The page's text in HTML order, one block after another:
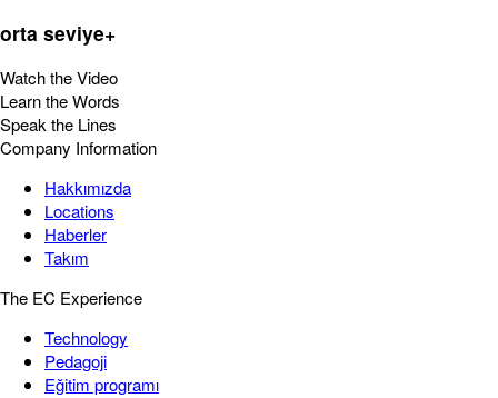
orta seviye+
Watch the Video
Learn the Words
Speak the Lines
Company Information
Hakkımızda
Locations
Haberler
Takım
The EC Experience
Technology
Pedagoji
Eğitim programı